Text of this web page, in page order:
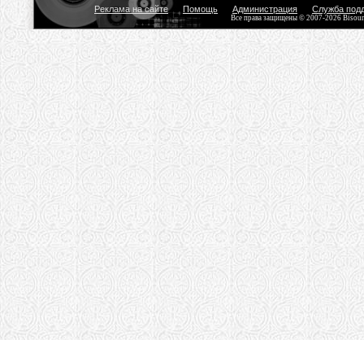
Реклама на сайте Помощь Администрация Служба
Все права защищены © 2007-2026